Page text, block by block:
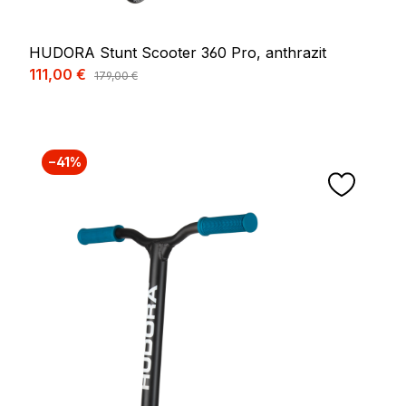
HUDORA Stunt Scooter 360 Pro, anthrazit
Verkaufspreis:
111,00 € Regulärer Preis:
179,00 €
−41%